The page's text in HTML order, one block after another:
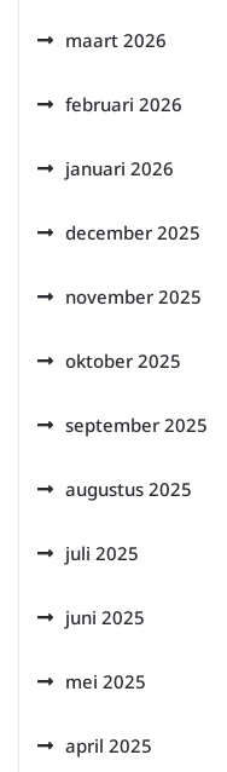
maart 2026
februari 2026
januari 2026
december 2025
november 2025
oktober 2025
september 2025
augustus 2025
juli 2025
juni 2025
mei 2025
april 2025